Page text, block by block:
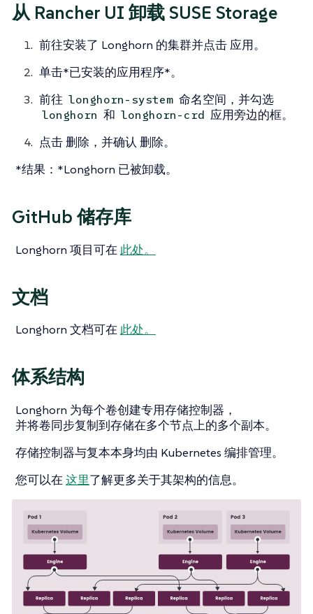
从 Rancher UI 卸载 SUSE Storage
前往安装了 Longhorn 的集群并点击 应用。
单击*已安装的应用程序*。
前往 longhorn-system 命名空间，并勾选
longhorn 和 longhorn-crd 应用旁边的框。
点击删除 ，并确认 删除。
*结果：*Longhorn 已被卸载。
GitHub 储存库
Longhorn 项目可在 此处。
文档
Longhorn 文档可在 此处。
体系结构
Longhorn 为每个卷创建专用存储控制器，
并将卷同步复制到存储在多个节点上的多个副本。
存储控制器与复本本身均由 Kubernetes 编排管理。
您可以在 这里了解更多关于其架构的信息。